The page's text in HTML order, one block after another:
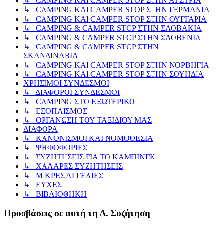
↳ CAMPING KAI CAMPER STOP ΣΤΗΝ ΓΕΡΜΑΝΙΑ
↳ CAMPING KAI CAMPER STOP ΣΤΗΝ ΟΥΓΓΑΡΙΑ
↳ CAMPING & CAMPER STOP ΣΤΗΝ ΣΛΟΒΑΚΙΑ
↳ CAMPING & CAMPER STOP ΣΤΗΝ ΣΛΟΒΕΝΙΑ
↳ CAMPING & CAMPER STOP ΣΤΗΝ
ΣΚΑΝΔΙΝΑΒΙΑ
↳ CAMPING KAI CAMPER STOP ΣΤΗΝ ΝΟΡΒΗΓΙΑ
↳ CAMPING KAI CAMPER STOP ΣΤΗΝ ΣΟΥΗΔΙΑ
ΧΡΗΣΙΜΟΙ ΣΥΝΔΕΣΜΟΙ
↳ ΔΙΑΦΟΡΟΙ ΣΥΝΔΕΣΜΟΙ
↳ CAMPING ΣΤΟ ΕΞΩΤΕΡΙΚΟ
↳ ΕΞΟΠΛΙΣΜΟΣ
↳ ΟΡΓΑΝΩΣΗ ΤΟΥ ΤΑΞΙΔΙΟΥ ΜΑΣ
ΔΙΑΦΟΡΑ
↳ ΚΑΝΟΝΙΣΜΟΙ ΚΑΙ ΝΟΜΟΘΕΣΙΑ
↳ ΨΗΦΟΦΟΡΙΕΣ
↳ ΣΥΖΗΤΗΣΕΙΣ ΓΙΑ ΤΟ ΚΑΜΠΙΝΓΚ
↳ ΧΑΛΑΡΕΣ ΣΥΖΗΤΗΣΕΙΣ
↳ ΜΙΚΡΕΣ ΑΓΓΕΛΙΕΣ
↳ ΕΥΧΕΣ
↳ ΒΙΒΛΙΟΘΗΚΗ
Προσβάσεις σε αυτή τη Δ. Συζήτηση